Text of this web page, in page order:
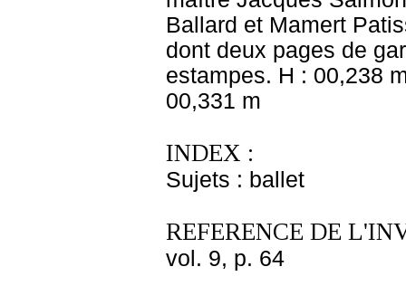
Ballard et Mamert
dont deux pages de
estampes. H : 00,238
00,331 m
INDEX :
Sujets : ballet
REFERENCE DE
vol. 9, p. 64